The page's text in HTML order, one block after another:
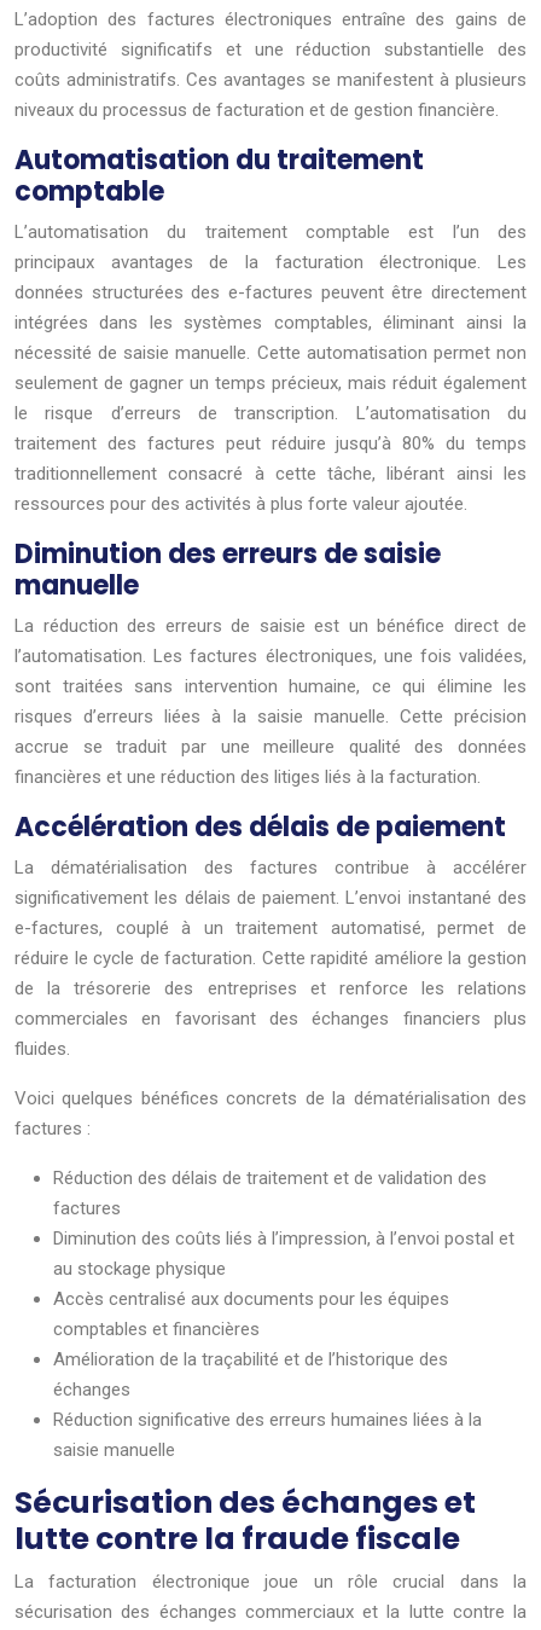
L’adoption des factures électroniques entraîne des gains de
productivité significatifs et une réduction substantielle des
coûts administratifs. Ces avantages se manifestent à plusieurs
niveaux du processus de facturation et de gestion financière.
Automatisation du traitement
comptable
L’automatisation du traitement comptable est l’un des
principaux avantages de la facturation électronique. Les
données structurées des e-factures peuvent être directement
intégrées dans les systèmes comptables, éliminant ainsi la
nécessité de saisie manuelle. Cette automatisation permet non
seulement de gagner un temps précieux, mais réduit également
le risque d’erreurs de transcription. L’automatisation du
traitement des factures peut réduire jusqu’à 80% du temps
traditionnellement consacré à cette tâche, libérant ainsi les
ressources pour des activités à plus forte valeur ajoutée.
Diminution des erreurs de saisie
manuelle
La réduction des erreurs de saisie est un bénéfice direct de
l’automatisation. Les factures électroniques, une fois validées,
sont traitées sans intervention humaine, ce qui élimine les
risques d’erreurs liées à la saisie manuelle. Cette précision
accrue se traduit par une meilleure qualité des données
financières et une réduction des litiges liés à la facturation.
Accélération des délais de paiement
La dématérialisation des factures contribue à accélérer
significativement les délais de paiement. L’envoi instantané des
e-factures, couplé à un traitement automatisé, permet de
réduire le cycle de facturation. Cette rapidité améliore la gestion
de la trésorerie des entreprises et renforce les relations
commerciales en favorisant des échanges financiers plus
fluides.
Voici quelques bénéfices concrets de la dématérialisation des
factures :
Réduction des délais de traitement et de validation des
factures
Diminution des coûts liés à l’impression, à l’envoi postal et
au stockage physique
Accès centralisé aux documents pour les équipes
comptables et financières
Amélioration de la traçabilité et de l’historique des
échanges
Réduction significative des erreurs humaines liées à la
saisie manuelle
Sécurisation des échanges et
lutte contre la fraude fiscale
La facturation électronique joue un rôle crucial dans la
sécurisation des échanges commerciaux et la lutte contre la